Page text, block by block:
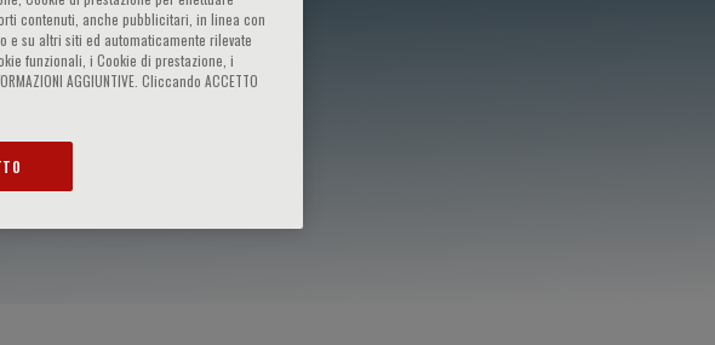
contenuti, anche pubblicitari, in linea con
e su altri siti ed automaticamente rilevate
funzionali, i Cookie di prestazione, i
AGGIUNTIVE. Cliccando ACCETTO